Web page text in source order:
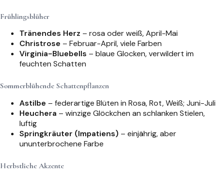
Frühlingsblüher
Tränendes Herz – rosa oder weiß, April-Mai
Christrose – Februar-April, viele Farben
Virginia-Bluebells – blaue Glocken, verwildert im
feuchten Schatten
Sommerblühende Schattenpflanzen
Astilbe – federartige Blüten in Rosa, Rot, Weiß; Juni-Juli
Heuchera – winzige Glöckchen an schlanken Stielen,
luftig
Springkräuter (Impatiens) – einjährig, aber
ununterbrochene Farbe
Herbstliche Akzente